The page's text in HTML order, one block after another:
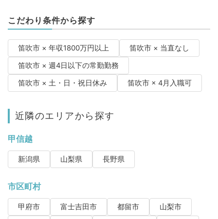
こだわり条件から探す
笛吹市 × 年収1800万円以上
笛吹市 × 当直なし
笛吹市 × 週4日以下の常勤勤務
笛吹市 × 土・日・祝日休み
笛吹市 × 4月入職可
近隣のエリアから探す
甲信越
新潟県 山梨県 長野県
市区町村
甲府市 富士吉田市 都留市
山梨市